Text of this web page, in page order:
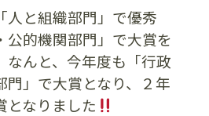
人と組織部門」で優秀
公的機関部門」で大賞を
なんと、今年度も「行政
門」で大賞となり、２年
となりました